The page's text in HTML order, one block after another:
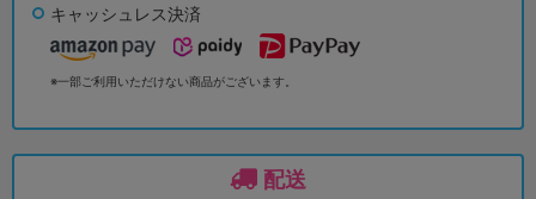
キャッシュレス決済
※一部ご利用いただけない商品がございます。
配送